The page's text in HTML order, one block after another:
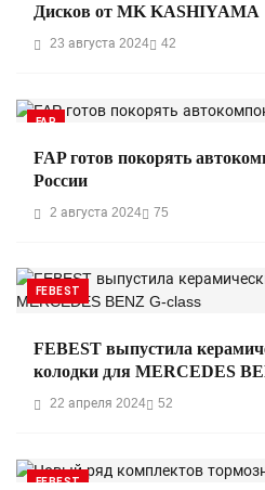
Дисков от MK KASHIYAMA
23 августа 2024 42
FAP
FAP готов покорять
России
2 августа 2024 75
FEBEST
FEBEST выпустила
колодки для MERCEDES
22 апреля 2024 52
FEBEST